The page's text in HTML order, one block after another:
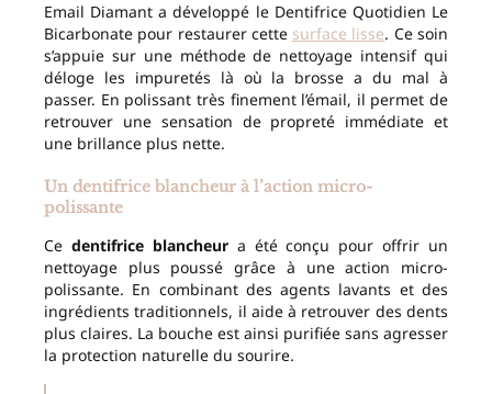
Email Diamant a développé le Dentifrice Quotidien Le
Bicarbonate pour restaurer cette surface lisse. Ce soin
s’appuie sur une méthode de nettoyage intensif qui
déloge les impuretés là où la brosse a du mal à
passer. En polissant très finement l’émail, il permet de
retrouver une sensation de propreté immédiate et
une brillance plus nette.
Un dentifrice blancheur à l’action micro-
polissante
Ce dentifrice blancheura été conçu pour offrir un
nettoyage plus poussé grâce à une action micro-
polissante. En combinant des agents lavants et des
ingrédients traditionnels, il aide à retrouver des dents
plus claires. La bouche est ainsi purifiée sans agresser
la protection naturelle du sourire.